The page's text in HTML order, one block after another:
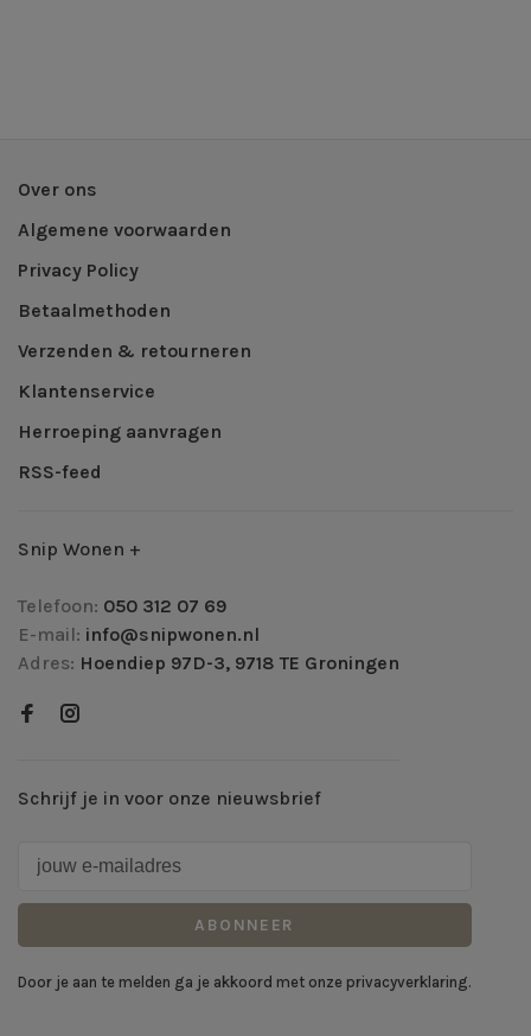
Over ons
Algemene voorwaarden
Privacy Policy
Betaalmethoden
Verzenden & retourneren
Klantenservice
Herroeping aanvragen
RSS-feed
Snip Wonen +
Telefoon: 050 312 07 69
E-mail: info@snipwonen.nl
Adres: Hoendiep 97D-3, 9718 TE Groningen
Schrijf je in voor onze nieuwsbrief
ABONNEER
Door je aan te melden ga je akkoord met onze privacyverklaring.